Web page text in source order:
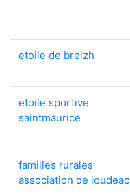
etoile de breizh
etoile sportive
saintmaurice
familles rurales
association de loudeac